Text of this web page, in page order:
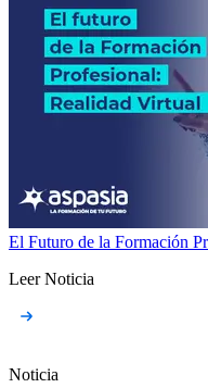
El Futuro de la Formación
Leer Noticia
Noticia